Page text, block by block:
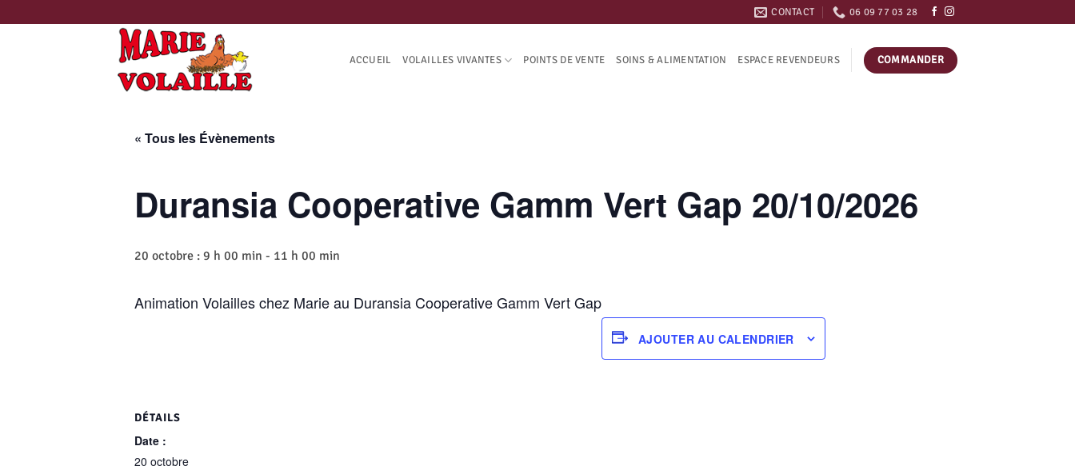
CONTACT 06 09 77 03 28
ACCUEIL VOLAILLES VIVANTES POINTS DE VENTE SOINS & ALIMENTATION ESPACE REVENDEURS COMMANDER
« Tous les Évènements
Duransia Cooperative Gamm Vert Gap 20/10/2026
20 octobre : 9 h 00 min - 11 h 00 min
Animation Volailles chez Marie au Duransia Cooperative Gamm Vert Gap
AJOUTER AU CALENDRIER
DÉTAILS
Date :
20 octobre